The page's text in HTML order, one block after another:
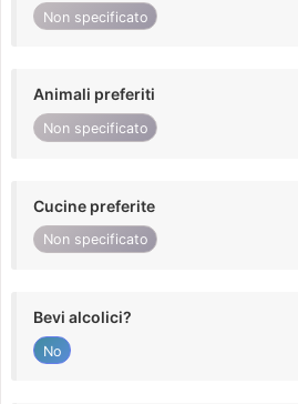
Non specificato
Animali preferiti
Non specificato
Cucine preferite
Non specificato
Bevi alcolici?
No